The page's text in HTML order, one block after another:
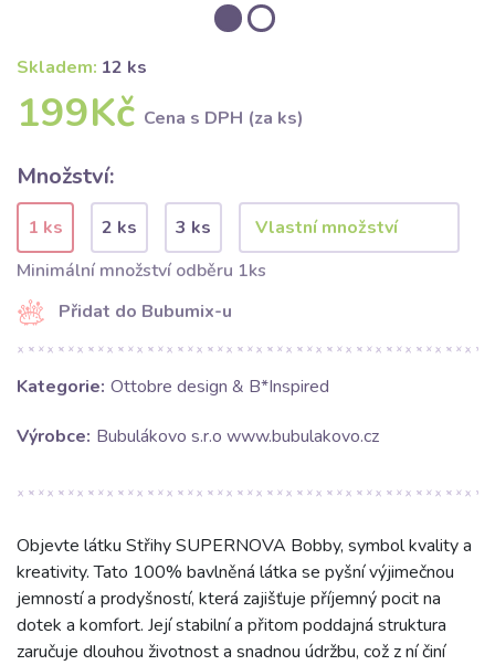
Skladem: 12 ks
199Kč Cena s DPH (za ks)
Množství:
1 ks 2 ks
3 ks
Minimální množství odběru 1ks
Přidat do Bubumix-u
Kategorie: Ottobre design & B*Inspired
Výrobce: Bubulákovo s.r.o www.bubulakovo.cz
Objevte látku Střihy SUPERNOVA Bobby, symbol kvality a
kreativity. Tato 100% bavlněná látka se pyšní výjimečnou
jemností a prodyšností, která zajišťuje příjemný pocit na
dotek a komfort. Její stabilní a přitom poddajná struktura
zaručuje dlouhou životnost a snadnou údržbu, což z ní činí